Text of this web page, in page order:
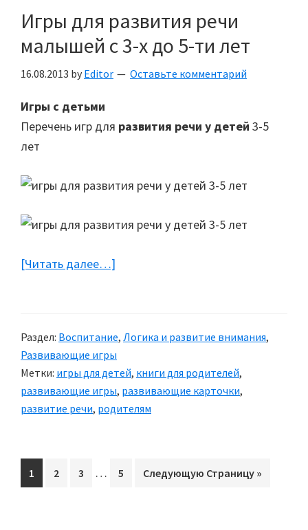
Игры для развития речи
малышей с 3-х до 5-ти лет
16.08.2013 by Editor Оставьте комментарий
Игры с детьми
Перечень игр для развития речи у детей 3-5
лет
[Читать далее…]
речи
малышей
с
3-
Раздел: Воспитание, Логика и развитие внимания,
Развивающие игры
Метки: игры для детей, книги для родителей,
развивающие игры, развивающие карточки,
развитие речи, родителям
Перейти
на
1
Перейти
2
Перейти
3
Interim
…
Перейти
5
Перейти
Следующую Страницу »